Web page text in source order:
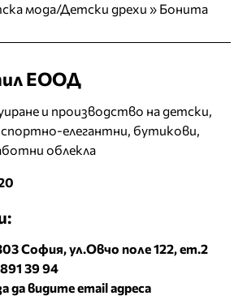
мода/Детски дрехи » Бонита
ЕООД
и производство на детски,
елегантни, бутикови,
облекла
София, ул.Овчо поле 122, ет.2
39 94
да видите email адреса